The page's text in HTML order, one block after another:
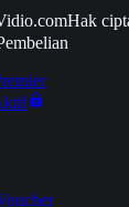
Hak